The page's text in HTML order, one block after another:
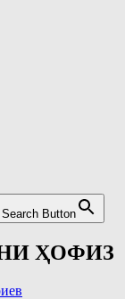
Search Button
ҲОФИЗ